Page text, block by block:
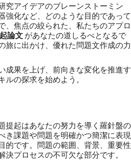
究アイデアのブレーンストーミン
強化など、どのような目的であって
、焦点の絞られた、私たちのアプロ
論文 があなたの道しるべとなるで
旅に出かけ、優れた問題文作成の力
成果を上げ、前向きな変化を推進す
ルの探求を始めよう。
提起はあなたの努力を導く羅針盤の
き課題や問題を明確かつ簡潔に表現
的です。問題の範囲、背景、重要性
決プロセスの不可欠な部分です。